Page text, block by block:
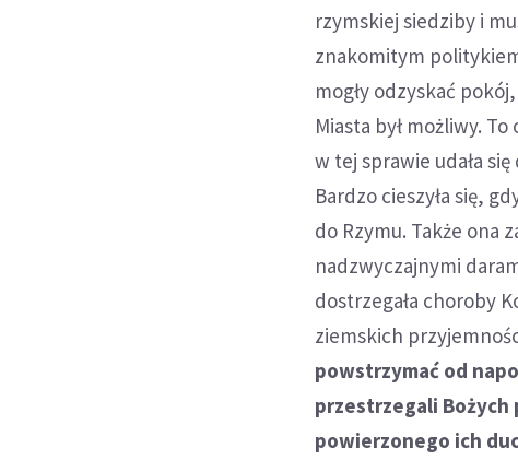
rzymskiej siedziby i
znakomitym
mogły odzyskać
Miasta był możliwy.
w tej sprawie udała
Bardzo cieszyła się,
do Rzymu. Także ona
nadzwyczajnymi
dostrzegała choroby
ziemskich
powstrzymać od
przestrzegali Bożych
powierzonego ich